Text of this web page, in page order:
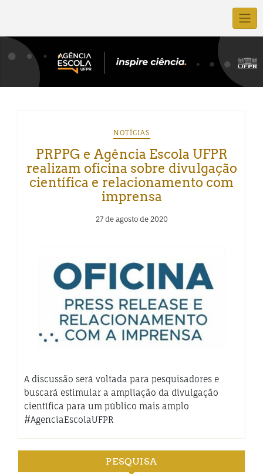
NOTÍCIAS
PRPPG e Agência Escola UFPR
realizam oficina sobre divulgação
científica e relacionamento com
imprensa
27 de agosto de 2020
A discussão será voltada para pesquisadores e
buscará estimular a ampliação da divulgação
científica para um público mais amplo
#AgenciaEscolaUFPR
PESQUISA